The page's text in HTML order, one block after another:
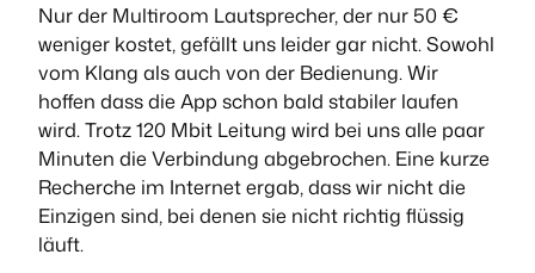
Nur der Multiroom Lautsprecher, der nur 50 €
weniger kostet, gefällt uns leider gar nicht. Sowohl
vom Klang als auch von der Bedienung. Wir
hoffen dass die App schon bald stabiler laufen
wird. Trotz 120 Mbit Leitung wird bei uns alle paar
Minuten die Verbindung abgebrochen. Eine kurze
Recherche im Internet ergab, dass wir nicht die
Einzigen sind, bei denen sie nicht richtig flüssig
läuft.